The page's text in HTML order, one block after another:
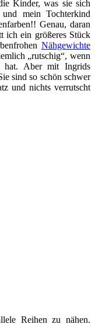
Kinder, was sie sich
mein Tochterkind
Genau, daran
ich ein größeres Stück
Nähgewichte
„rutschig“, wenn
hat. Aber mit Ingrids
sind so schön schwer
und nichts verrutscht
Reihen zu nähen.